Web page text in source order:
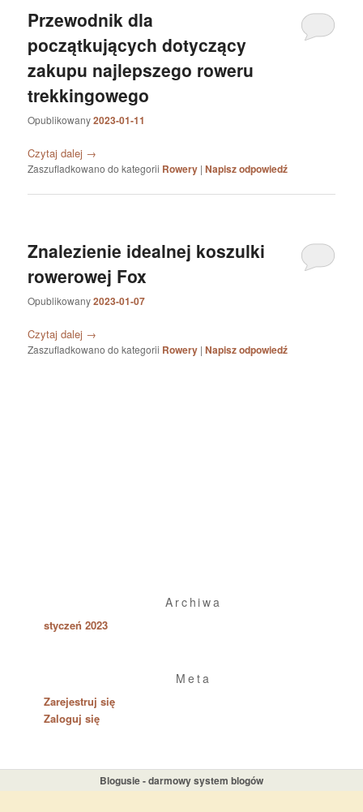
Przewodnik dla
początkujących dotyczący
zakupu najlepszego roweru
trekkingowego
Opublikowany2023-01-11
Czytaj dalej →
Zaszufladkowano do kategorii Rowery |Napisz odpowiedź
Znalezienie idealnej koszulki
rowerowej Fox
Opublikowany2023-01-07
Czytaj dalej →
Zaszufladkowano do kategorii Rowery |Napisz odpowiedź
Archiwa
styczeń 2023
Meta
Zarejestruj się
Zaloguj się
Blogusie - darmowy system blogów